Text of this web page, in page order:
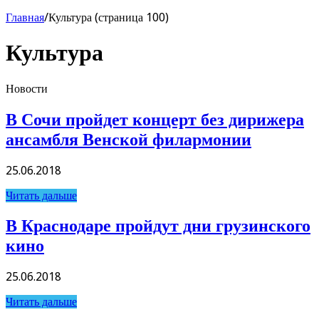
Главная/Культура (страница 100)
Культура
Новости
В Сочи пройдет концерт без дирижера
ансамбля Венской филармонии
25.06.2018
Читать дальше
В Краснодаре пройдут дни грузинского
кино
25.06.2018
Читать дальше